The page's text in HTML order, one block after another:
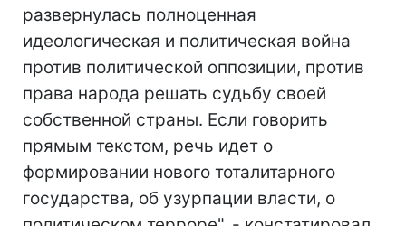
развернулась полноценная
идеологическая и политическая война
против политической оппозиции, против
права народа решать судьбу своей
собственной страны. Если говорить
прямым текстом, речь идет о
формировании нового тоталитарного
государства, об узурпации власти, о